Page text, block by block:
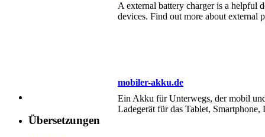
Übersetzungen
A external battery charger is a helpful
devices. Find out more about external
mobiler-akku.de
Ein Akku für Unterwegs, der mobil
Ladegerät für das Tablet,